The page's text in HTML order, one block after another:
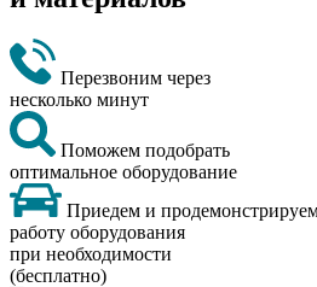
Перезвоним через
несколько минут
Поможем подобрать
оптимальное оборудование
Приедем и
работу оборудования
при необходимости
(бесплатно)